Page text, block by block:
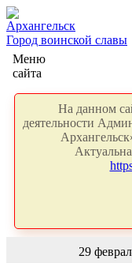
Архангельск
Город воинской славы
Меню
сайта
На данном
деятельности
29